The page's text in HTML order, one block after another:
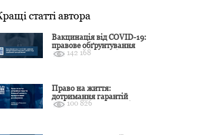
статті автора
Вакцинація від COVID-19:
правове обґрунтування
відмови і захист від
142 168
Право на життя:
дотримання гарантій
Конвенції залежить від
100 826